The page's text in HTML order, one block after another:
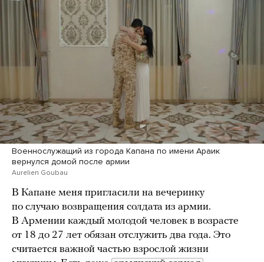
Военнослужащий из города Капана по имени Араик
вернулся домой после армии
Aurelien Goubau
В Капане меня пригласили на вечеринку
по случаю возвращения солдата из армии.
В Армении каждый молодой человек в возрасте
от 18 до 27 лет обязан отслужить два года. Это
считается важной частью взрослой жизни